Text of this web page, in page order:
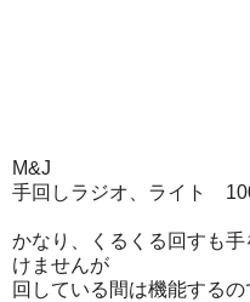
M&J
手回しラジオ、ライト
かなり、くるくる回すも
けませんが
回している間は機能するの